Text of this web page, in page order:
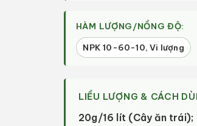
Đọt
HÀM LƯỢNG/NỒNG ĐỘ:
NPK 10-60-10, Vi lượng
LIỀU LƯỢNG & CÁCH
20g/16 lít (Cây ăn trái);